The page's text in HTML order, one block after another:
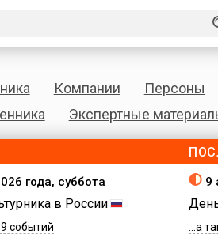
Компании Персоны
Экспертные
года, суббота
в России
событий
9
...а